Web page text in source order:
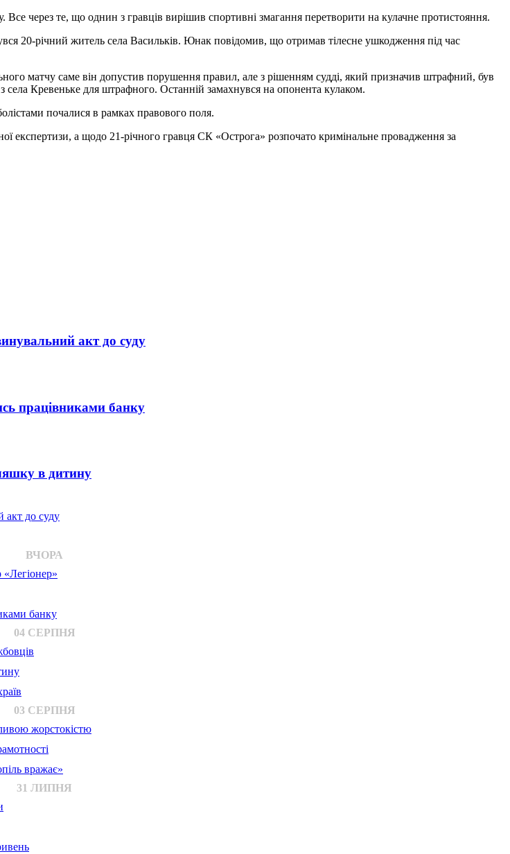
через те, що однин з гравців вирішив спортивні змагання перетворити на кулачне протистояння.
20-річний житель села Васильків. Юнак повідомив, що отримав тілесне ушкодження під час
матчу саме він допустив порушення правил, але з рішенням судді, який призначив штрафний, був
села Кревеньке для штрафного. Останній замахнувся на опонента кулаком.
почалися в рамках правового поля.
експертизи, а щодо 21-річного гравця СК «Острога» розпочато кримінальне провадження за
акт до суду
працівниками банку
в дитину
акт до суду
ВЧОРА
банку
04 СЕРПНЯ
03 СЕРПНЯ
жорстокістю
вражає»
31 ЛИПНЯ